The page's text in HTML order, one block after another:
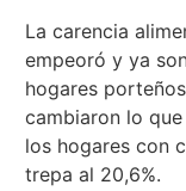
La carencia
empeoró y ya
hogares
cambiaron lo
los hogares con
trepa al 20,6%.